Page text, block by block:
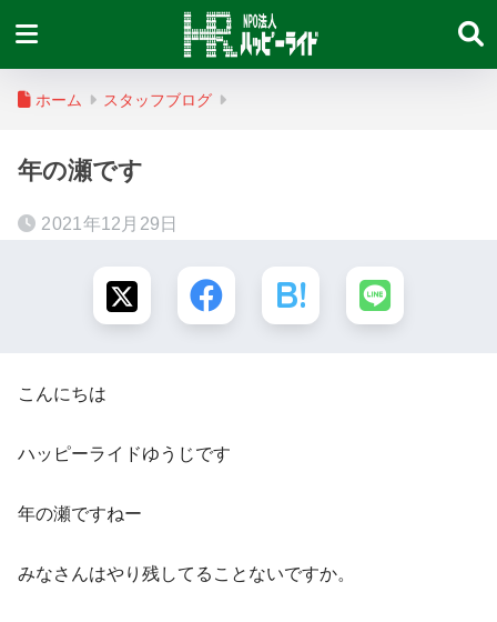
ホーム スタッフブログ
年の瀬です
2021年12月29日
こんにちは
ハッピーライドゆうじです
年の瀬ですねー
みなさんはやり残してることないですか。